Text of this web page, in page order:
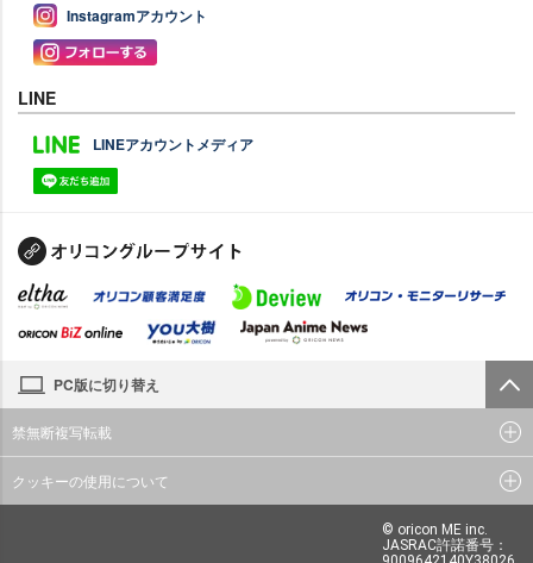
Instagramアカウント
LINE
LINEアカウントメディア
PC版に切り替え
禁無断複写転載
クッキーの使用について
© oricon ME inc.
JASRAC許諾番号：